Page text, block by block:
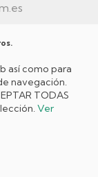
así como para
navegación.
TODAS
Ver